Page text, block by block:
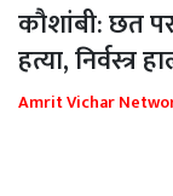
कौशांबी: छत
हत्या,
Amrit Vichar